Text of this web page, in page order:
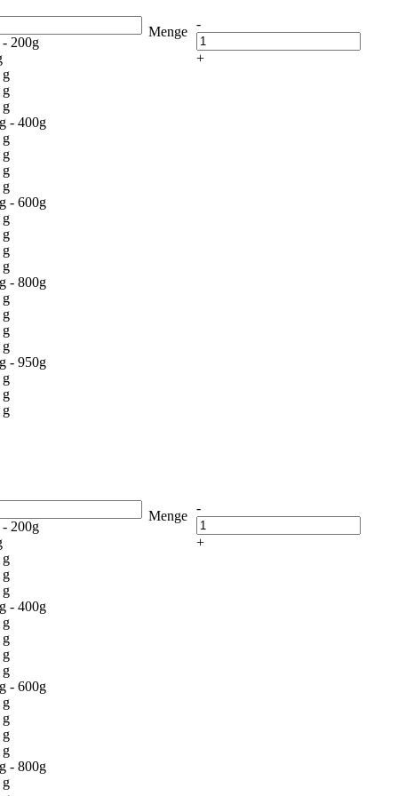
-
+
Menge
- 200g
g
g
g
- 400g
g
g
g
g
- 600g
g
g
g
g
- 800g
g
g
g
g
- 950g
g
g
g
-
+
Menge
- 200g
g
g
g
- 400g
g
g
g
g
- 600g
g
g
g
g
- 800g
g